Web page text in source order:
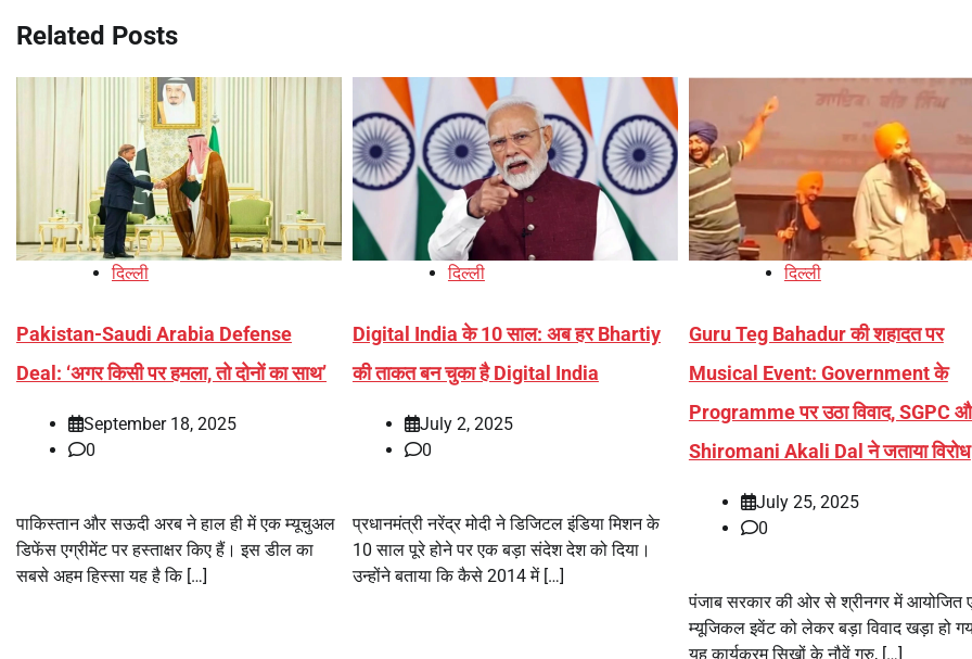
Related Posts
दिल्ली
Pakistan-Saudi Arabia Defense
Deal: ‘अगर किसी पर हमला, तो दोनों का साथ’
September 18, 2025
0
पाकिस्तान और सऊदी अरब ने हाल ही में एक म्यूचुअल
डिफेंस एग्रीमेंट पर हस्ताक्षर किए हैं। इस डील का
सबसे अहम हिस्सा यह है कि […]
दिल्ली
Digital India के 10 साल: अब हर Bhartiy
की ताकत बन चुका है Digital India
July 2, 2025
0
प्रधानमंत्री नरेंद्र मोदी ने डिजिटल इंडिया मिशन के
10 साल पूरे होने पर एक बड़ा संदेश देश को दिया।
उन्होंने बताया कि कैसे 2014 में […]
दिल्ली
Guru Teg Bahadur की शहादत पर
Musical Event: Government के
Programme पर उठा विवाद, SGPC
Shiromani Akali Dal ने जताया विरोध
July 25, 2025
0
पंजाब सरकार की ओर से श्रीनगर में आयोजित
म्यूजिकल इवेंट को लेकर बड़ा विवाद खड़ा हो
यह कार्यक्रम सिखों के नौवें गुरु, […]